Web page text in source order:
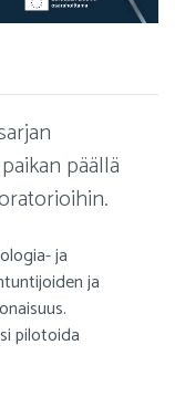
päällä
ja
ja
pilotoida